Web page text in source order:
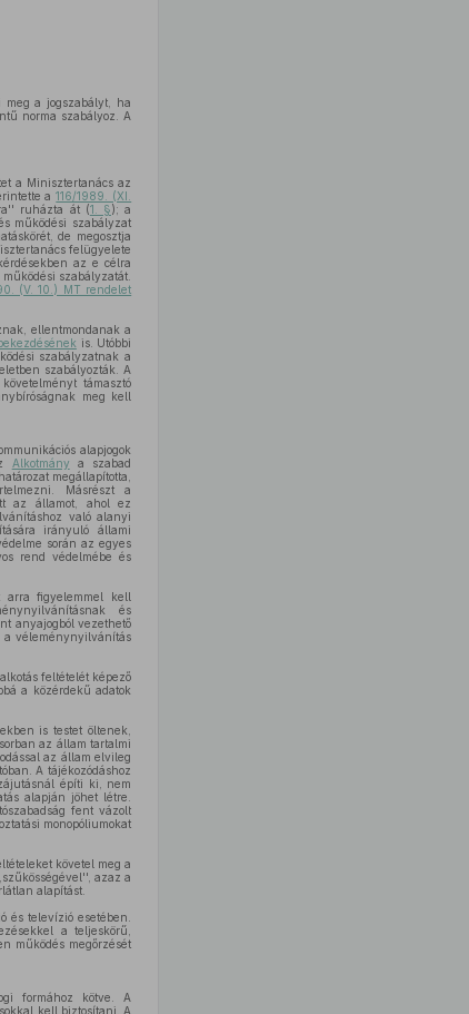
meg a jogszabályt, ha
norma szabályoz. A
a Minisztertanács az
a116/1989. (XI.
ruházta át (1. §); a
működési szabályzat
de megosztja
felügyelete
az e célra
szabályzatát.
(V. 10.) MT rendelet
ellentmondanak a
is. Utóbbi
szabályzatnak a
szabályozták. A
támasztó
meg kell
alapjogok
Alkotmány a szabad
megállapította,
Másrészt a
az államot, ahol ez
való alanyi
irányuló állami
során az egyes
rend védelmébe és
arra figyelemmel kell
és
anyajogból vezethető
véleménynyilvánítás
feltételét képező
a közérdekű adatok
is testet öltenek,
az állam tartalmi
az állam elvileg
A tájékozódáshoz
építi ki, nem
alapján jöhet létre.
fent vázolt
monopóliumokat
követel meg a
azaz a
alapítást.
és televízió esetében.
a teljeskörű,
működés megőrzését
formához kötve. A
kell biztosítani. A